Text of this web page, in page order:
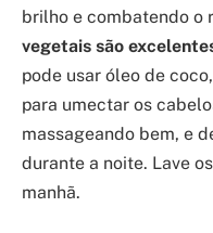
brilho e combatendo o
vegetais são
pode usar óleo de
para umectar os
massageando bem, e
durante a noite. Lave
manhã.